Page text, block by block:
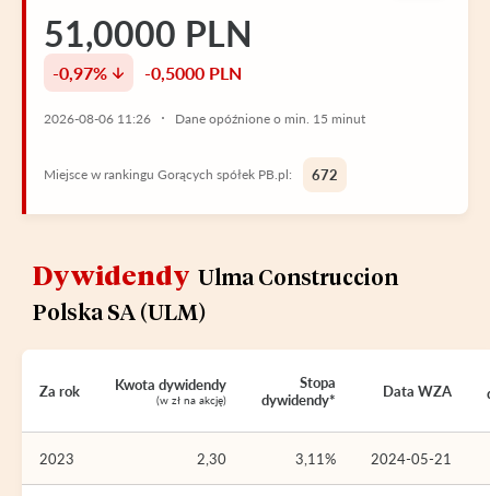
51,0000 PLN
-0,97% -0,5000 PLN
2026-08-06 11:26 Dane opóźnione o min. 15 minut
Miejsce w rankingu Gorących spółek PB.pl: 672
Dywidendy Ulma Construccion
Polska SA (ULM)
Za rok Kwota dywidendy
(w zł na akcję)
Stopa
dywidendy*
Data WZA
2023 2,30 3,11% 2024-05-21